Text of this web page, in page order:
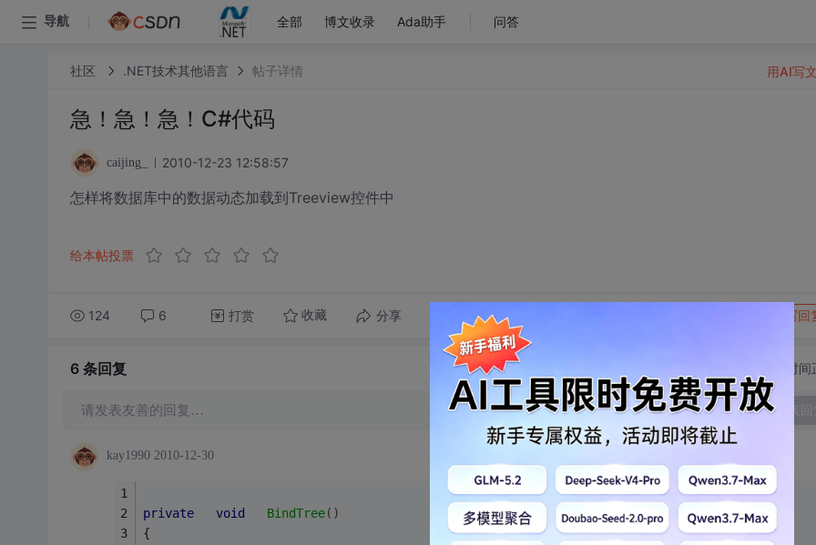
导航 全部 博文收录 Ada助手 问答
社区 .NET技术其他语言 帖子详情
急！急！急！C#代码
caijing_ 2010-12-23 12:58:57
怎样将数据库中的数据动态加载到Treeview控件中
给本帖投票
124 6 打赏 收藏 分享 转发到动态 写回
用AI写
6 条回复 切换为时间
请发表友善的回复… 发表回
kay1990 2010-12-30
private void BindTree()
{